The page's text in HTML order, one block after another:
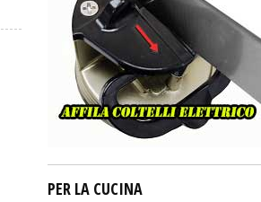
PER LA CUCINA